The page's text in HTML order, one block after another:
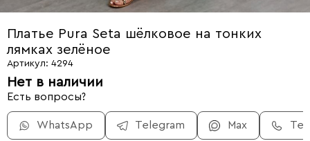
Платье Pura Seta шёлковое на тонких
лямках зелёное
Артикул: 4294
Нет в наличии
Есть вопросы?
WhatsApp Telegram Max